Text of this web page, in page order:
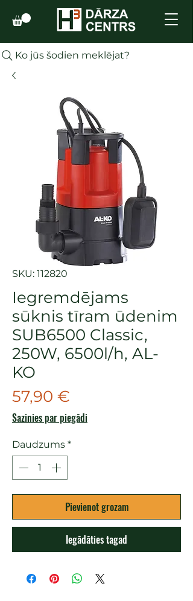
Ko jūs šodien meklējat?
SKU: 112820
Iegremdējams
sūknis tīram ūdenim
SUB6500 Classic,
250W, 6500l/h, AL-
KO
57,90 €
Sazinies par piegādi
Daudzums *
Pievienot grozam
Iegādāties tagad